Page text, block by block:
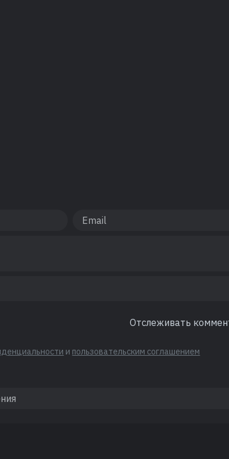
Отслеживать
и пользовательским соглашением